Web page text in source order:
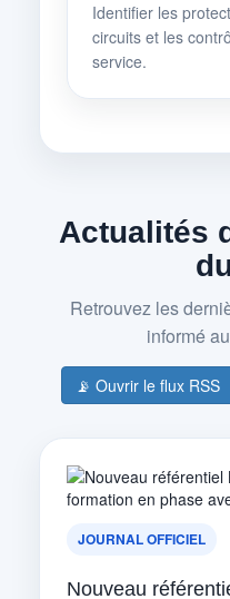
Identifier les
circuits et les
service.
Actualités
Retrouvez les
informé
📡 Ouvrir le flux RSS
JOURNAL OFFICIEL
Nouveau